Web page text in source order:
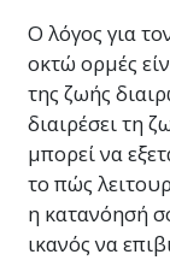
Ο λόγος για
οκτώ ορμές
της ζωής
διαιρέσει τη
μπορεί να
το πώς
η κατανόησή
ικανός να